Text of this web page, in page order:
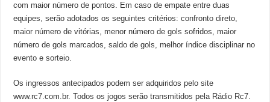
com maior número de pontos. Em caso de empate entre duas
equipes, serão adotados os seguintes critérios: confronto direto,
maior número de vitórias, menor número de gols sofridos, maior
número de gols marcados, saldo de gols, melhor índice disciplinar no
evento e sorteio.
Os ingressos antecipados podem ser adquiridos pelo site
www.rc7.com.br. Todos os jogos serão transmitidos pela Rádio Rc7.